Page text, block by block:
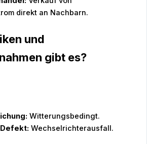
direkt an Nachbarn.
und
gibt es?
Witterungsbedingt.
Wechselrichterausfall.